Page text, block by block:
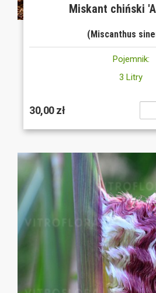
Miskant chiński
(Miscanthus
Pojemnik:
3 Litry
30,00 zł